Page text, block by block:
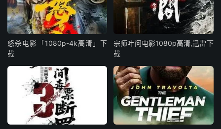
怒杀电影「1080p-4k高清」下
载
宗师叶问电影1080p高清,迅雷下
载